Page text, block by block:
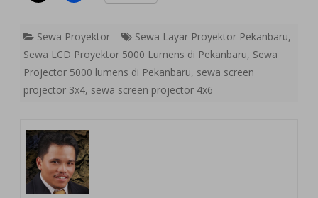
Sewa Proyektor Sewa Layar Proyektor Pekanbaru,
Sewa LCD Proyektor 5000 Lumens di Pekanbaru, Sewa
Projector 5000 lumens di Pekanbaru, sewa screen
projector 3x4, sewa screen projector 4x6